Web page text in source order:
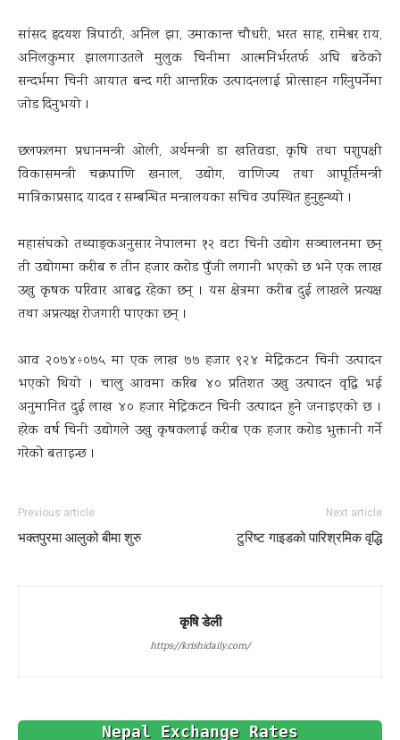
सांसद हृदयश त्रिपाठी, अनिल झा, उमाकान्त चौधरी, भरत साह, रामेश्वर राय,
अनिलकुमार झालगाउतले मुलुक चिनीमा आत्मनिर्भरतर्फ अघि बढेको
सन्दर्भमा चिनी आयात बन्द गरी आन्तरिक उत्पादनलाई प्रोत्साहन गरिनुपर्नेमा
जोड दिनुभयो ।
छलफलमा प्रधानमन्त्री ओली, अर्थमन्त्री डा खतिवडा, कृषि तथा पशुपक्षी
विकासमन्त्री चक्रपाणि खनाल, उद्योग, वाणिज्य तथा आपूर्तिमन्त्री
मात्रिकाप्रसाद यादव र सम्बन्धित मन्त्रालयका सचिव उपस्थित हुनुहुन्थ्यो ।
महासंघको तथ्याङ्कअनुसार नेपालमा १२ वटा चिनी उद्योग सञ्चालनमा छन्
ती उद्योगमा करीब रु तीन हजार करोड पुँजी लगानी भएको छ भने एक लाख
उखु कृषक परिवार आबद्ध रहेका छन् । यस क्षेत्रमा करीब दुई लाखले प्रत्यक्ष
तथा अप्रत्यक्ष रोजगारी पाएका छन् ।
आव २०७४÷०७५ मा एक लाख ७७ हजार ९२४ मेट्रिकटन चिनी उत्पादन
भएको थियो । चालु आवमा करिब ४० प्रतिशत उखु उत्पादन वृद्धि भई
अनुमानित दुई लाख ४० हजार मेट्रिकटन चिनी उत्पादन हुने जनाइएको छ ।
हरेक वर्ष चिनी उद्योगले उखु कृषकलाई करीब एक हजार करोड भुक्तानी गर्ने
गरेको बताइन्छ ।
Previous article
भक्तपुरमा आलुको बीमा शुरु
Next article
टुरिष्ट गाइडको पारिश्रमिक वृद्धि
कृषि डेली
https://krishidaily.com/